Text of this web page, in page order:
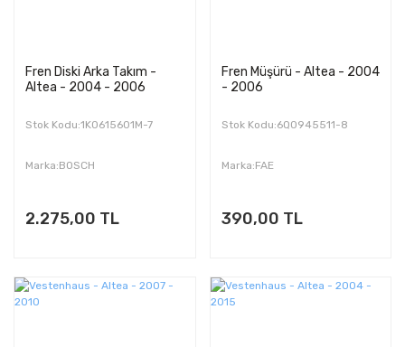
Fren Diski Arka Takım -
Altea - 2004 - 2006
Stok Kodu:1K0615601M-7
Marka:BOSCH
2.275,00 TL
Fren Müşürü - Altea - 2004
- 2006
Stok Kodu:6Q0945511-8
Marka:FAE
390,00 TL